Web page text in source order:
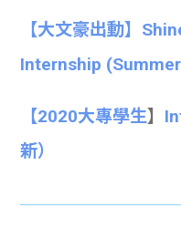
【大文豪出動】
Internship
【2020大專學生】
新）